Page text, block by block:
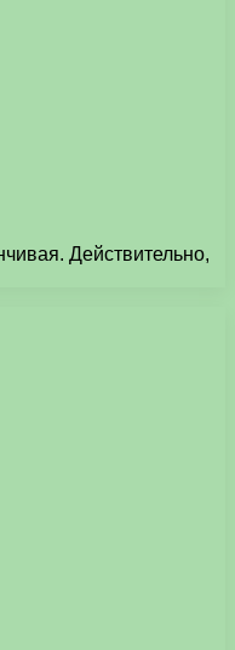
Действительно,